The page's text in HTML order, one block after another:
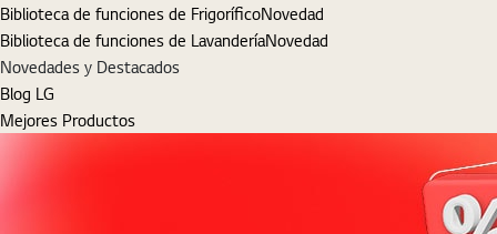
Biblioteca de funciones de FrigoríficoNovedad
Biblioteca de funciones de LavanderíaNovedad
Novedades y Destacados
Blog LG
Mejores Productos